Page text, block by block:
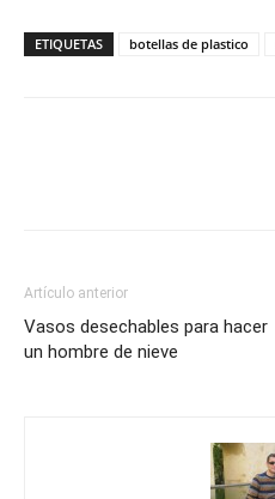
ETIQUETAS botellas de plastico
Artículo anterior
Vasos desechables para hacer
un hombre de nieve